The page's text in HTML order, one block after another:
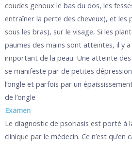
coudes genoux le bas du dos, les
entraîner la perte des cheveux), et les
sous les bras), sur le visage, Si les
paumes des mains sont atteintes, il y
important de la peau. Une atteinte
se manifeste par de petites
l’ongle et parfois par un
de l’ongle
Examen
Le diagnostic de psoriasis est porté à
clinique par le médecin. Ce n’est qu’en